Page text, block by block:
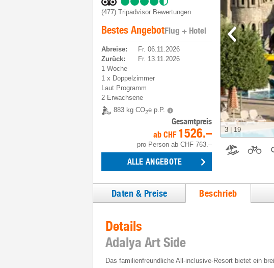
(477) Tripadvisor Bewertungen
Bestes AngebotFlug + Hotel
Abreise:
Fr. 06.11.2026
Zurück:
Fr. 13.11.2026
1 Woche
1 x Doppelzimmer
Laut Programm
2 Erwachsene
883 kg CO2e p.P.
Gesamtpreis
ab CHF 1526.–
pro Person ab CHF 763.–
ALLE ANGEBOTE
3 19
Daten & Preise Beschrieb
Details
Adalya Art Side
Das familienfreundliche All-inclusive-Resort bietet ein